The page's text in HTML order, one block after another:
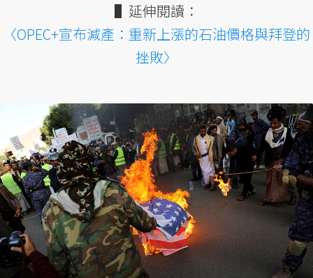
▌延伸閱讀：
〈OPEC+宣布減產：重新上漲的石油價格與拜登的
挫敗〉